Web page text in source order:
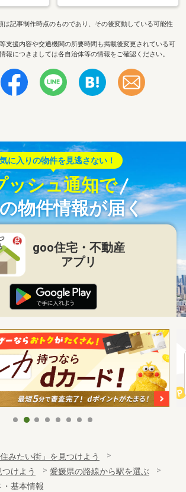
は記事制作時点のものであり、その後変動している可能性
支援内容や交通機関の所要時間も掲載後変更されている可
報につきましては各自治体等の情報をご確認ください。
に入りの物件を見逃さない！
ッシュ通知で
物件情報が届く
goo住宅・不動産
アプリ
住みたい街」を見つけよう
つけよう
愛媛県の路線から駅を選ぶ
基本情報